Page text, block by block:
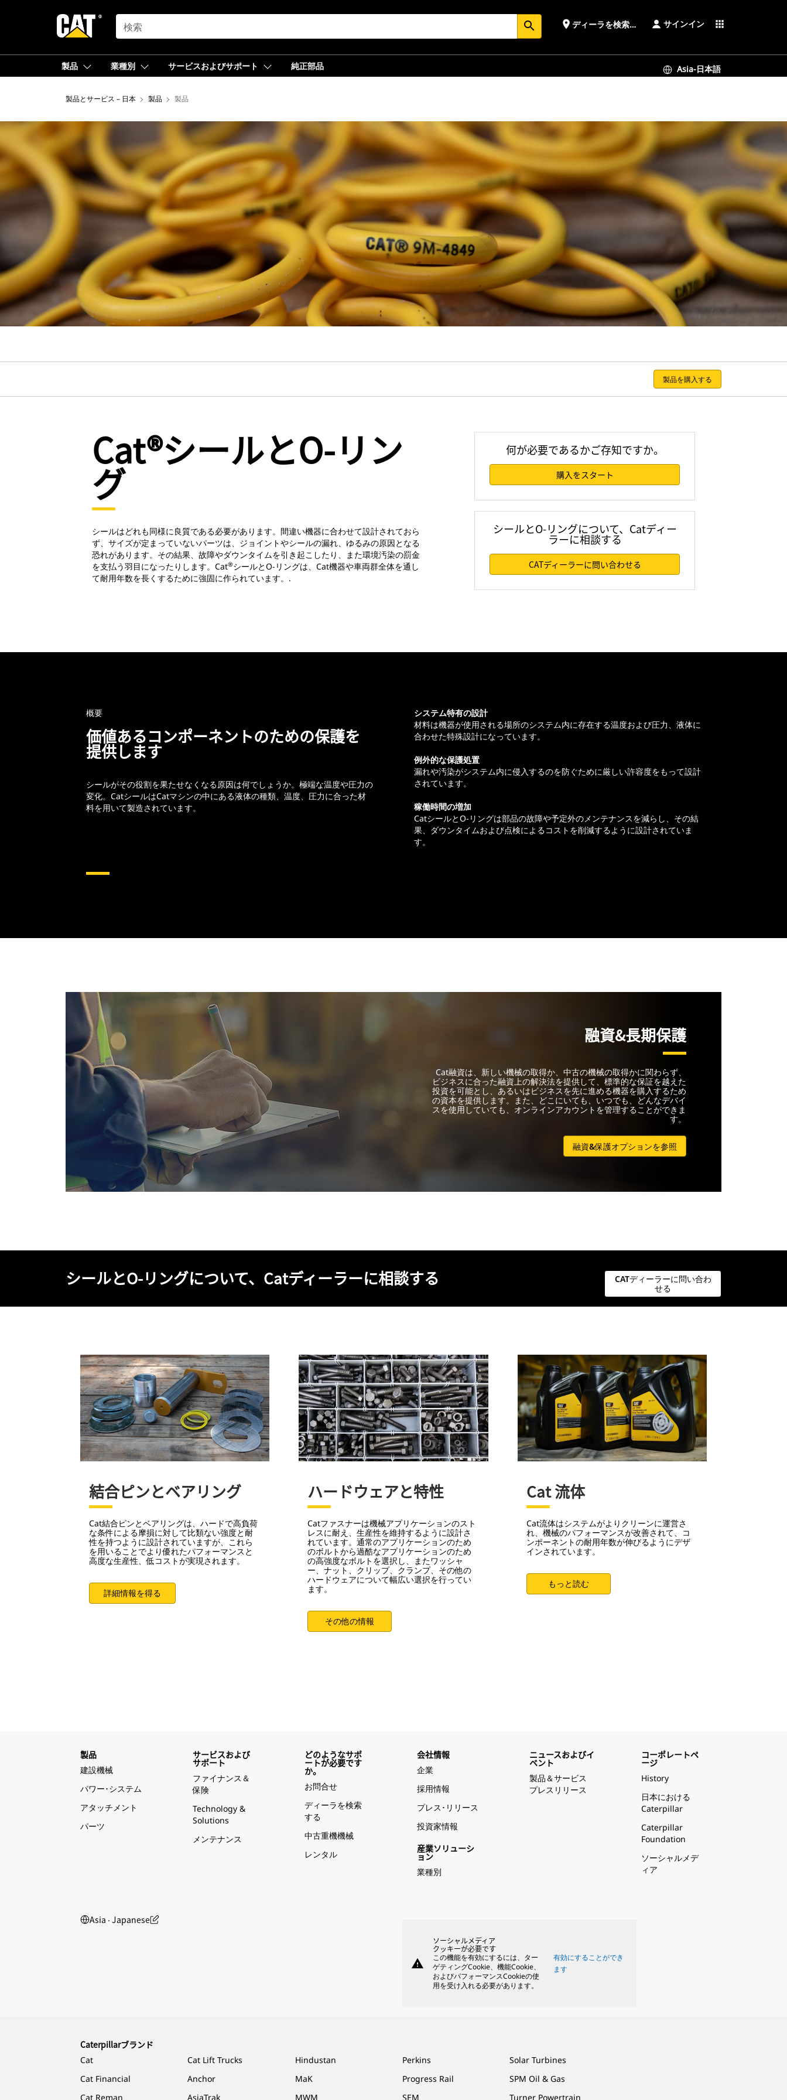
SEARCH search place ディーラを検索する サインイン apps
製品 業種別 サービスおよびサポート 純正部品 Asia-日本語
製品とサービス – 日本 製品 製品
製品を購入する
Cat®シールとO-リン
グ
シールはどれも同様に良質である必要があります。間違い機器に合わせて設計されておら
ず、サイズが定まっていないパーツは、ジョイントやシールの漏れ、ゆるみの原因となる
恐れがあります。その結果、故障やダウンタイムを引き起こしたり、また環境汚染の罰金
を支払う羽目になったりします。Cat®シールとO-リングは、Cat機器や車両群全体を通し
て耐用年数を長くするために強固に作られています。.
何が必要であるかご存知ですか。
購入をスタート
シールとO-リングについて、Catディー
ラーに相談する
CATディーラーに問い合わせる
概要
価値あるコンポーネントのための保護を
提供します
シールがその役割を果たせなくなる原因は何でしょうか。極端な温度や圧力の
変化。CatシールはCatマシンの中にある液体の種類、温度、圧力に合った材
料を用いて製造されています。
システム特有の設計
材料は機器が使用される場所のシステム内に存在する温度および圧力、液体に
合わせた特殊設計になっています。
例外的な保護処置
漏れや汚染がシステム内に侵入するのを防ぐために厳しい許容度をもって設計
されています。
稼働時間の増加
CatシールとO-リングは部品の故障や予定外のメンテナンスを減らし、その結
果、ダウンタイムおよび点検によるコストを削減するように設計されていま
す。
融資&長期保護
Cat融資は、新しい機械の取得か、中古の機械の取得かに関わらず、
ビジネスに合った融資上の解決法を提供して、標準的な保証を越えた
投資を可能とし、あるいはビジネスを先に進める機器を購入するため
の資本を提供します。また、どこにいても、いつでも、どんなデバイ
スを使用していても、オンラインアカウントを管理することができま
す。
融資&保護オプションを参照
シールとO-リングについて、Catディーラーに相談する
CATディーラーに問い合わ
せる
結合ピンとベアリング
Cat結合ピンとベアリングは、ハードで高負荷
な条件による摩損に対して比類ない強度と耐
性を持つように設計されていますが、これら
を用いることでより優れたパフォーマンスと
高度な生産性、低コストが実現されます。
詳細情報を得る
ハードウェアと特性
Catファスナーは機械アプリケーションのスト
レスに耐え、生産性を維持するように設計さ
れています。通常のアプリケーションのため
のボルトから過酷なアプリケーションのため
の高強度なボルトを選択し、またワッシャ
ー、ナット、クリップ、クランプ、その他の
ハードウェアについて幅広い選択を行ってい
ます。
その他の情報
Cat 流体
Cat流体はシステムがよりクリーンに運営さ
れ、機械のパフォーマンスが改善されて、コ
ンポーネントの耐用年数が伸びるようにデザ
インされています。
もっと読む
製品
建設機械
パワー･システム
アタッチメント
パーツ
サービスおよび
サポート
ファイナンス＆
保険
Technology &
Solutions
メンテナンス
どのようなサポ
ートが必要です
か。
お問合せ
ディーラを検索
する
中古重機機械
レンタル
会社情報
企業
採用情報
プレス･リリース
投資家情報
産業ソリューシ
ョン
業種別
ニュースおよびイ
ベント
製品＆サービス
プレスリリース
コーポレートペ
ージ
History
日本における
Caterpillar
Caterpillar
Foundation
ソーシャルメデ
ィア
Asia ‧ Japanese
warning
ソーシャルメディア
クッキーが必要です
この機能を有効にするには、ター
ゲティングCookie、機能Cookie、
およびパフォーマンスCookieの使
用を受け入れる必要があります。
有効にすることができ
ます
Caterpillarブランド
Cat
Cat Financial
Cat Reman
Cat Lift Trucks
Anchor
AsiaTrak
Hindustan
MaK
MWM
Perkins
Progress Rail
SEM
Solar Turbines
SPM Oil & Gas
Turner Powertrain